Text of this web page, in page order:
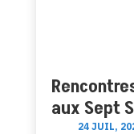
aux Sept
24 JUIL,